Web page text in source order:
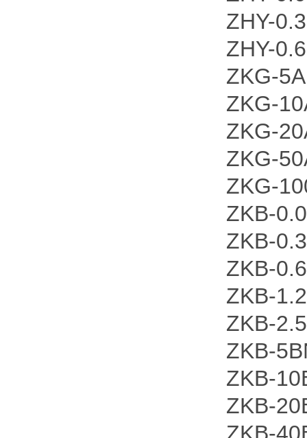
ZHY-
ZHY-
ZKG-
ZKG-
ZKG-
ZKG-
ZKG-
ZKB-
ZKB-
ZKB-
ZKB-
ZKB-
ZKB-
ZKB-
ZKB-